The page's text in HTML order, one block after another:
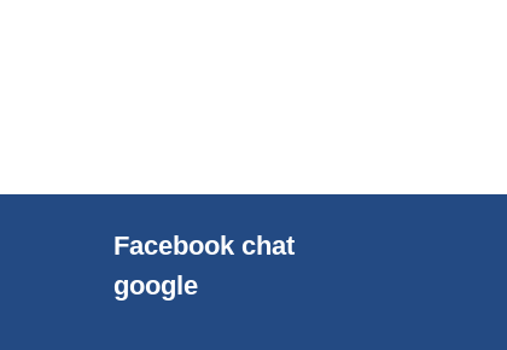
Facebook chat
google